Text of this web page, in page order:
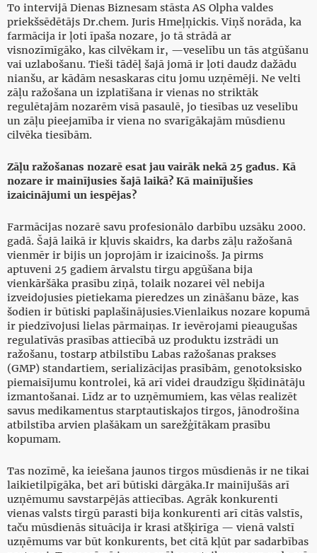
To intervijā Dienas Biznesam stāsta AS Olpha valdes
priekšsēdētājs Dr.chem. Juris Hmeļņickis. Viņš norāda, ka
farmācija ir ļoti īpaša nozare, jo tā strādā ar
visnozīmīgāko, kas cilvēkam ir, —veselību un tās atgūšanu
vai uzlabošanu. Tieši tādēļ šajā jomā ir ļoti daudz dažādu
nianšu, ar kādām nesaskaras citu jomu uzņēmēji. Ne velti
zāļu ražošana un izplatīšana ir vienas no striktāk
regulētajām nozarēm visā pasaulē, jo tiesības uz veselību
un zāļu pieejamība ir viena no svarīgākajām mūsdienu
cilvēka tiesībām.
Zāļu ražošanas nozarē esat jau vairāk nekā 25 gadus. Kā
nozare ir mainījusies šajā laikā? Kā mainījušies
izaicinājumi un iespējas?
Farmācijas nozarē savu profesionālo darbību uzsāku 2000.
gadā. Šajā laikā ir kļuvis skaidrs, ka darbs zāļu ražošanā
vienmēr ir bijis un joprojām ir izaicinošs. Ja pirms
aptuveni 25 gadiem ārvalstu tirgu apgūšana bija
vienkāršāka prasību ziņā, tolaik nozarei vēl nebija
izveidojusies pietiekama pieredzes un zināšanu bāze, kas
šodien ir būtiski paplašinājusies.Vienlaikus nozare kopumā
ir piedzīvojusi lielas pārmaiņas. Ir ievērojami pieaugušas
regulatīvās prasības attiecībā uz produktu izstrādi un
ražošanu, tostarp atbilstību Labas ražošanas prakses
(GMP) standartiem, serializācijas prasībām, genotoksisko
piemaisījumu kontrolei, kā arī videi draudzīgu šķīdinātāju
izmantošanai. Līdz ar to uzņēmumiem, kas vēlas realizēt
savus medikamentus starptautiskajos tirgos, jānodrošina
atbilstība arvien plašākam un sarežģītākam prasību
kopumam.
Tas nozīmē, ka ieiešana jaunos tirgos mūsdienās ir ne tikai
laikietilpīgāka, bet arī būtiski dārgāka.Ir mainījušās arī
uzņēmumu savstarpējās attiecības. Agrāk konkurenti
vienas valsts tirgū parasti bija konkurenti arī citās valstīs,
taču mūsdienās situācija ir krasi atšķirīga — vienā valstī
uzņēmums var būt konkurents, bet citā kļūt par sadarbības